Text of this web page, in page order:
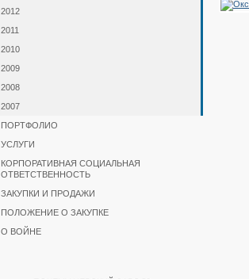
2012
2011
2010
2009
2008
2007
ПОРТФОЛИО
УСЛУГИ
КОРПОРАТИВНАЯ СОЦИАЛЬНАЯ
ОТВЕТСТВЕННОСТЬ
ЗАКУПКИ И ПРОДАЖИ
ПОЛОЖЕНИЕ О ЗАКУПКЕ
О ВОЙНЕ